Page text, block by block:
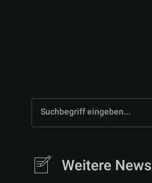
Suchbegriff eingeben...
Weitere News